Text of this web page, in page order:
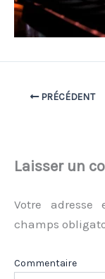
PRÉCÉDENT
Laisser un
Votre
champs